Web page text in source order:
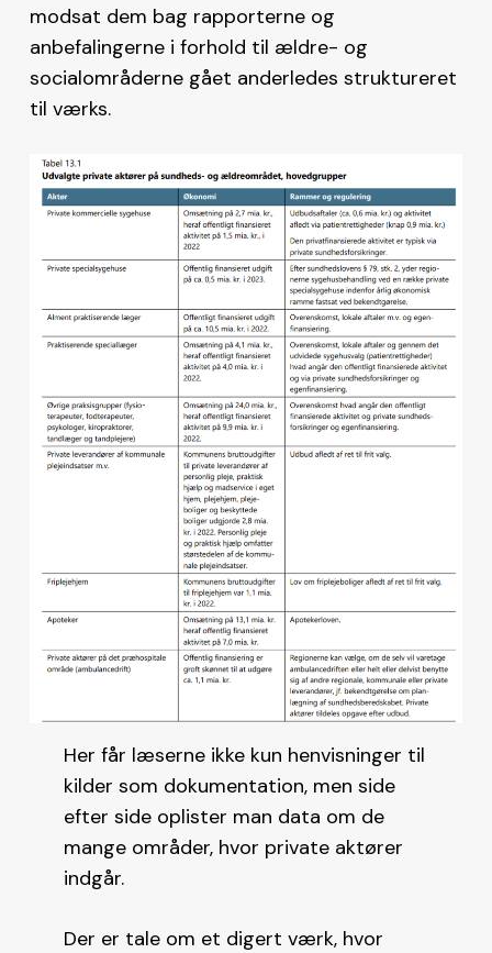
modsat dem bag rapporterne og
anbefalingerne i forhold til ældre- og
socialområderne gået anderledes struktureret
til værks.
Her får læserne ikke kun henvisninger til
kilder som dokumentation, men side
efter side oplister man data om de
mange områder, hvor private aktører
indgår.
Der er tale om et digert værk, hvor